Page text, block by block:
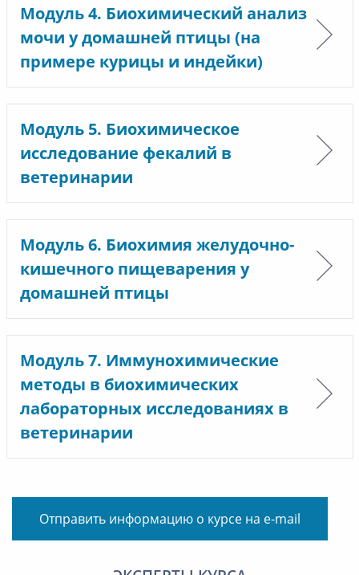
Модуль 4. Биохимический анализ
мочи у домашней птицы (на
примере курицы и индейки)
Модуль 5. Биохимическое
исследование фекалий в
ветеринарии
Модуль 6. Биохимия желудочно-
кишечного пищеварения у
домашней птицы
Модуль 7. Иммунохимические
методы в биохимических
лабораторных исследованиях в
ветеринарии
Отправить информацию о курсе на e-mail